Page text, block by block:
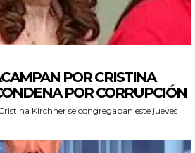
POR CRISTINA
POR CORRUPCIÓN
Kirchner se congregaban este jueves